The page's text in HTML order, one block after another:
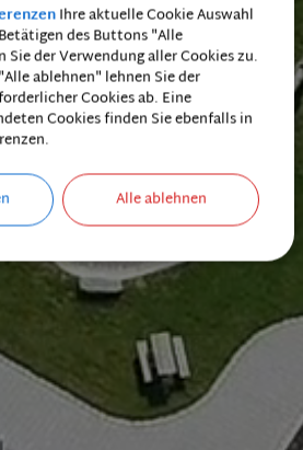
Ihre aktuelle Cookie Auswahl
des Buttons "Alle
der Verwendung aller Cookies zu.
ablehnen" lehnen Sie der
Cookies ab. Eine
Cookies finden Sie ebenfalls in
Alle ablehnen